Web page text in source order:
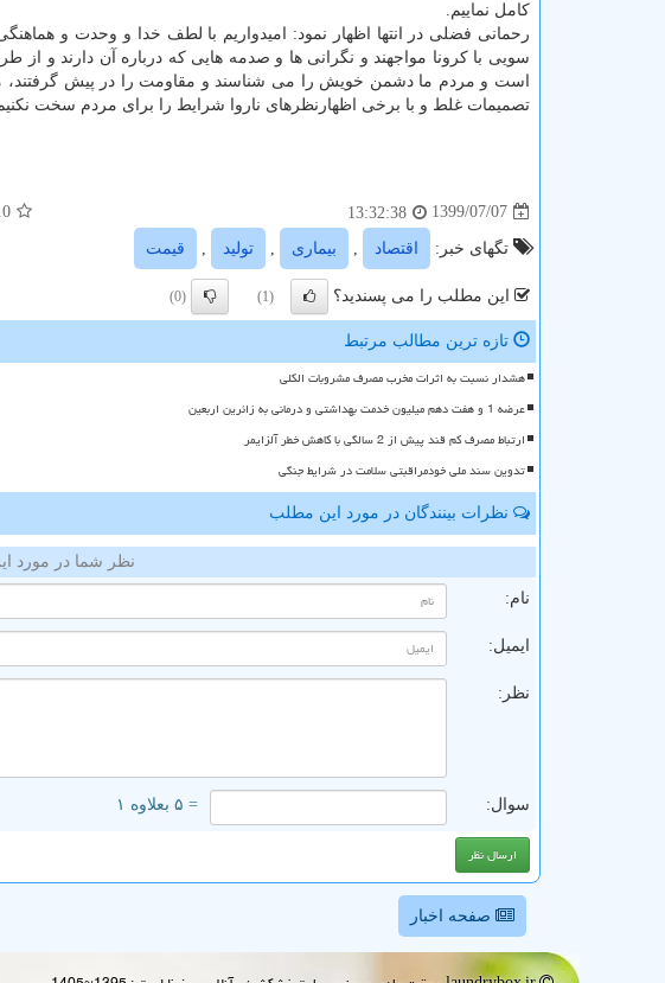
کامل نماییم.
رحمانی فضلی در انتها اظهار نمود: امیدواریم با لطف خدا و وحدت و
سویی با کرونا مواجهند و نگرانی ها و صدمه هایی که درباره آن دارند و از
است و مردم ما دشمن خویش را می شناسند و مقاومت را در پیش گرفتند، ما
تصمیمات غلط و با برخی اظهارنظرهای ناروا شرایط را برای مردم سخت
1399/07/07
13:32:38
تگهای خبر: اقتصاد بیماری تولید قیمت
این مطلب را می پسندید؟ (1)
(0)
تازه ترین مطالب مرتبط
هشدار نسبت به اثرات مخرب مصرف مشروبات الکلی
عرضه 1 و هفت دهم میلیون خدمت بهداشتی و درمانی به زائرین اربعین
ارتباط مصرف کم قند پیش از 2 سالگی با کاهش خطر آلزایمر
تدوین سند ملی خودمراقبتی سلامت در شرایط جنگی
نظرات بینندگان در مورد این مطلب
نظر شما در مورد
نام:
ایمیل:
نظر:
سوال: = ۵ بعلاوه ۱
صفحه اخبار